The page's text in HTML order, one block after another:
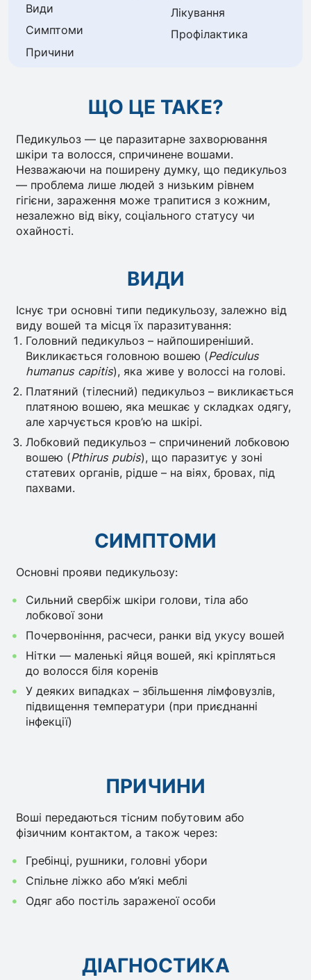
Види
Симптоми
Причини
Лікування
Профілактика
ЩО ЦЕ ТАКЕ?
Педикульоз — це паразитарне захворювання
шкіри та волосся, спричинене вошами.
Незважаючи на поширену думку, що педикульоз
— проблема лише людей з низьким рівнем
гігієни, зараження може трапитися з кожним,
незалежно від віку, соціального статусу чи
охайності.
ВИДИ
Існує три основні типи педикульозу, залежно від
виду вошей та місця їх паразитування:
Головний педикульоз – найпоширеніший.
Викликається головною вошею (Pediculus
humanus capitis), яка живе у волоссі на голові.
Платяний (тілесний) педикульоз – викликається
платяною вошею, яка мешкає у складках одягу,
але харчується кров’ю на шкірі.
Лобковий педикульоз – спричинений лобковою
вошею (Pthirus pubis), що паразитує у зоні
статевих органів, рідше – на віях, бровах, під
пахвами.
СИМПТОМИ
Основні прояви педикульозу:
Сильний свербіж шкіри голови, тіла або
лобкової зони
Почервоніння, расчеси, ранки від укусу вошей
Нітки — маленькі яйця вошей, які кріпляться
до волосся біля коренів
У деяких випадках – збільшення лімфовузлів,
підвищення температури (при приєднанні
інфекції)
ПРИЧИНИ
Воші передаються тісним побутовим або
фізичним контактом, а також через:
Гребінці, рушники, головні убори
Спільне ліжко або м’які меблі
Одяг або постіль зараженої особи
ДІАГНОСТИКА